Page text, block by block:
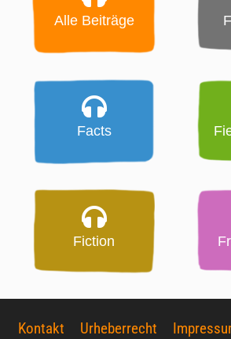
Alle Beiträge
Facts
Fiction
Kontakt Urheberrecht